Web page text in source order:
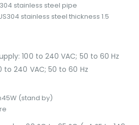
stainless steel pipe
stainless steel thickness 1.5
100 to 240 VAC; 50 to 60 Hz
to 240 VAC; 50 to 60 Hz
45W (stand by)